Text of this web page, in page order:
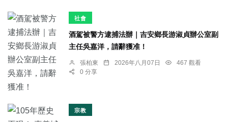
社會
酒駕被警方逮捕法辦｜吉安鄉長游淑貞辦公室副
主任吳嘉洋，請辭獲准！
張柏東 2026年八月07日
467 觀看
0 分享
宗教